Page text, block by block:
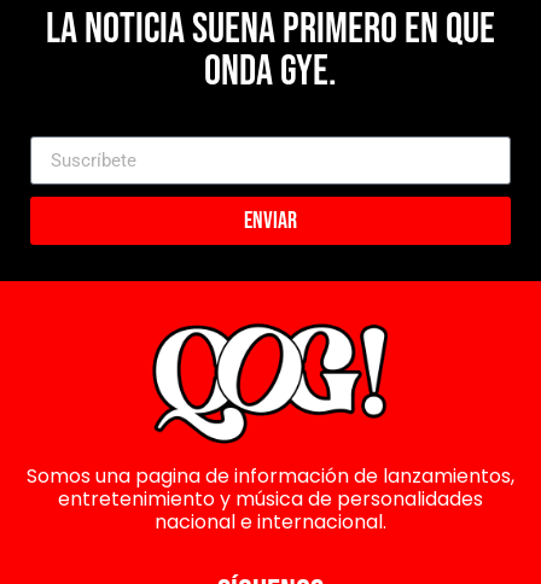
La noticia suena primero en Que
Onda Gye.
Enviar
Somos una pagina de información de lanzamientos,
entretenimiento y música de personalidades
nacional e internacional.